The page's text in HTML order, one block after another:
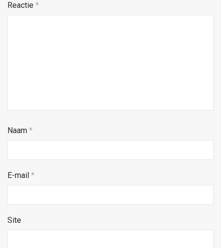
Reactie *
Naam *
E-mail *
Site